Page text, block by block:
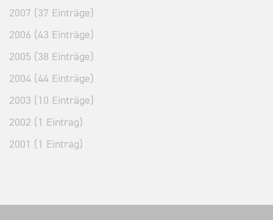
2007 (37 Einträge)
2006 (43 Einträge)
2005 (38 Einträge)
2004 (44 Einträge)
2003 (10 Einträge)
2002 (1 Eintrag)
2001 (1 Eintrag)